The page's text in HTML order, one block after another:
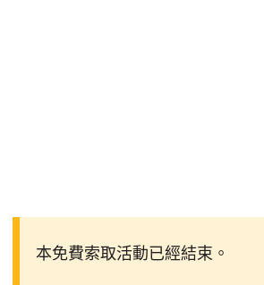
本免費索取活動已經結束。